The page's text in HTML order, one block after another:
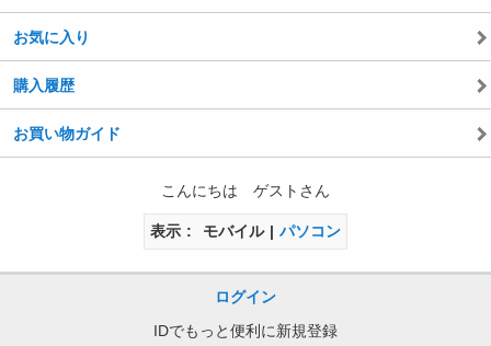
お気に入り
購入履歴
お買い物ガイド
こんにちは ゲストさん
表示 モバイル パソコン
ログイン
IDでもっと便利に新規登録